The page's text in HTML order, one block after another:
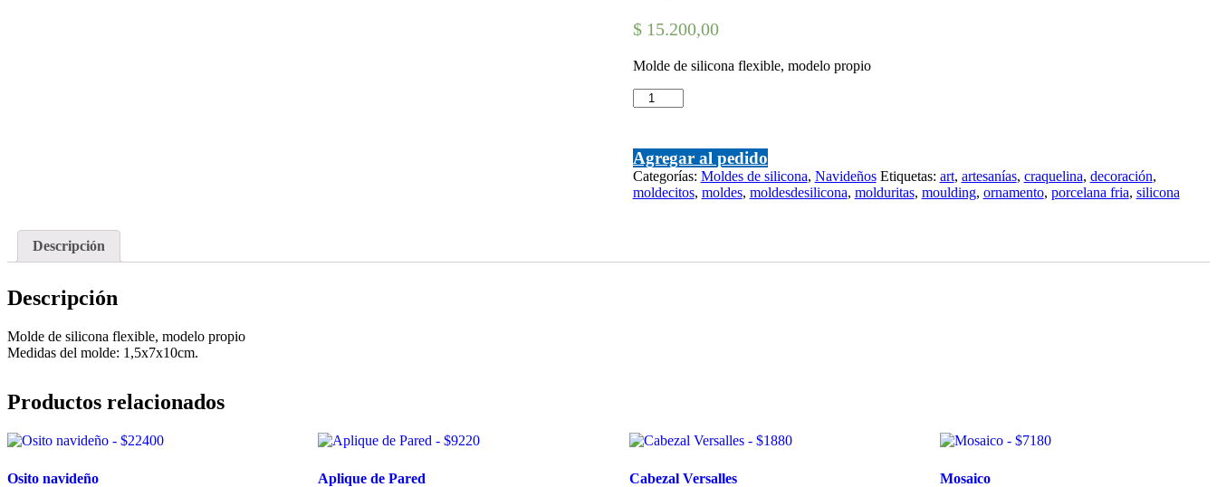
$15.200,00
Molde de silicona flexible, modelo propio
Papá
Noel
Agregar al pedido
Categorías: Moldes de silicona, Navideños Etiquetas: art, artesanías, craquelina, decoración,
moldecitos, moldes, moldesdesilicona, molduritas, moulding, ornamento, porcelana fria, silicona
Descripción
Descripción
Molde de silicona flexible, modelo propio
Medidas del molde: 1,5x7x10cm.
Productos relacionados
Osito navideño Aplique de Pared Cabezal Versalles Mosaico